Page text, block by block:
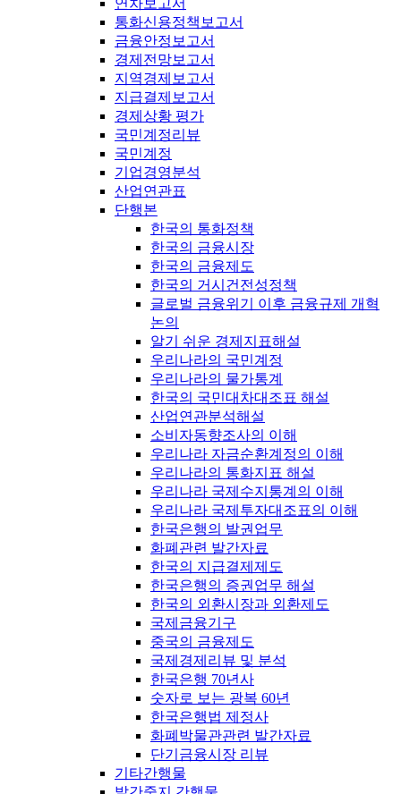
연차보고서
통화신용정책보고서
금융안정보고서
경제전망보고서
지역경제보고서
지급결제보고서
경제상황 평가
국민계정리뷰
국민계정
기업경영분석
산업연관표
단행본
한국의 통화정책
한국의 금융시장
한국의 금융제도
한국의 거시건전성정책
글로벌 금융위기 이후 금융규제 개혁
논의
알기 쉬운 경제지표해설
우리나라의 국민계정
우리나라의 물가통계
한국의 국민대차대조표 해설
산업연관분석해설
소비자동향조사의 이해
우리나라 자금순환계정의 이해
우리나라의 통화지표 해설
우리나라 국제수지통계의 이해
우리나라 국제투자대조표의 이해
한국은행의 발권업무
화폐관련 발간자료
한국의 지급결제제도
한국은행의 증권업무 해설
한국의 외환시장과 외환제도
국제금융기구
중국의 금융제도
국제경제리뷰 및 분석
한국은행 70년사
숫자로 보는 광복 60년
한국은행법 제정사
화폐박물관관련 발간자료
단기금융시장 리뷰
기타간행물